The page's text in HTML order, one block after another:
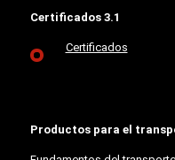
Certificados 3.1
Certificados
Productos para el